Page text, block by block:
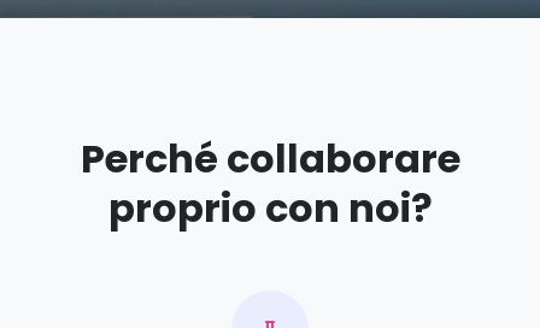
Perché collaborare
proprio con noi?